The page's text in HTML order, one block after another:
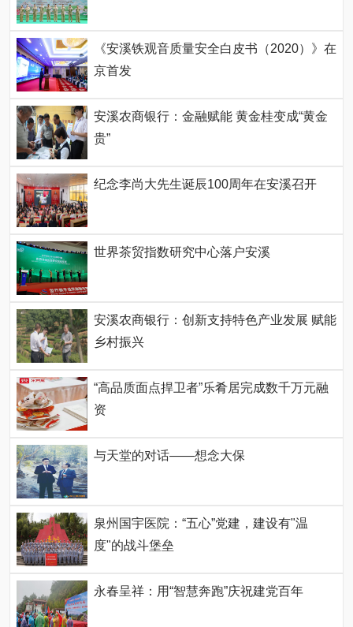
《安溪铁观音质量安全白皮书（2020）》在
京首发
安溪农商银行：金融赋能 黄金桂变成“黄金
贵”
纪念李尚大先生诞辰100周年在安溪召开
世界茶贸指数研究中心落户安溪
安溪农商银行：创新支持特色产业发展 赋能
乡村振兴
“高品质面点捍卫者”乐肴居完成数千万元融
资
与天堂的对话——想念大保
泉州国宇医院：“五心”党建，建设有"温
度"的战斗堡垒
永春呈祥：用“智慧奔跑”庆祝建党百年